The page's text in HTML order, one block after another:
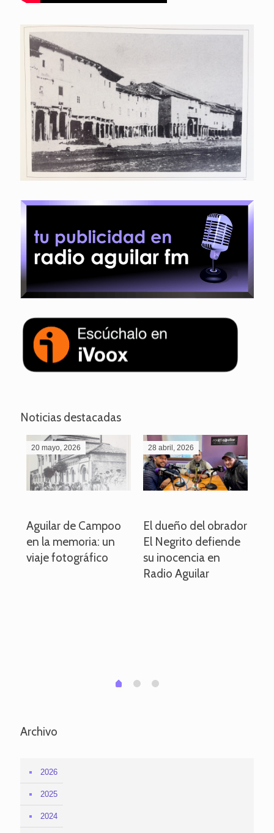
Noticias destacadas
20 mayo, 2026
Aguilar de Campoo
en la memoria: un
viaje fotográfico
28 abril, 2026
El dueño del obrador
El Negrito defiende
su inocencia en
Radio Aguilar
0 1 2
Archivo
2026
2025
2024